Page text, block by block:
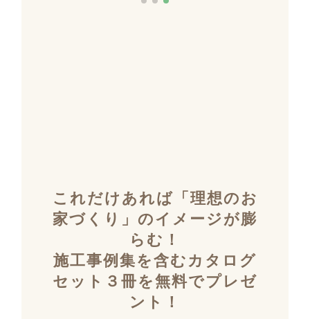
これだけあれば「理想のお
家づくり」のイメージが膨
らむ！
施工事例集を含むカタログ
セット３冊を無料でプレゼ
ント！